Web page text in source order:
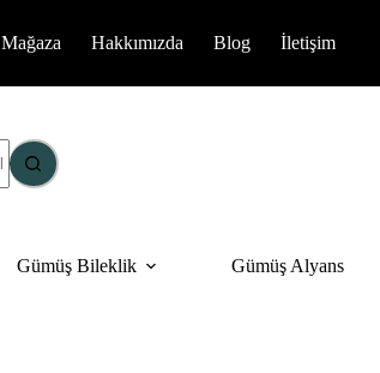
Mağaza Hakkımızda Blog İletişim
Gümüş Bileklik Gümüş Alyans